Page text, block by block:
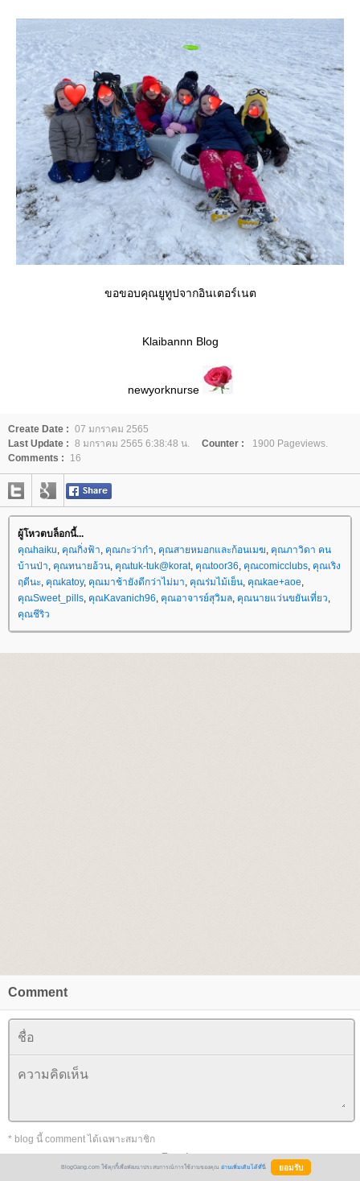
ขอขอบคุณยูทูปจากอินเตอร์เนต
Klaibannn Blog
newyorknurse
Create Date : 07 มกราคม 2565
Last Update : 8 มกราคม 2565 6:38:48 น. Counter :
1900 Pageviews.
Comments :
16
ผู้โหวตบล็อกนี้...
คุณhaiku คุณกิ่งฟ้า คุณกะว่าก๋า คุณสายหมอกและก้อนเมฆ คุณภาวิดา คน
บ้านป่า คุณทนายอ้วน คุณtuk-tuk@korat, คุณtoor36 คุณcomicclubs คุณเริง
ฤดีนะ คุณkatoy, คุณมาช้ายังดีกว่าไม่มา คุณร่มไม้เย็น คุณkae+aoe
คุณSweet_pills คุณKavanich96 คุณอาจารย์สุวิมล คุณนายแว่นขยันเที่ยว
คุณชีริว
Comment
* blog นี้ comment ได้เฉพาะสมาชิก
+Emotion+
BlogGang.com ใช้คุกกี้เพื่อพัฒนาประสบการณ์การใช้งานของคุณ อ่านเพิ่มเติมได้ที่นี่